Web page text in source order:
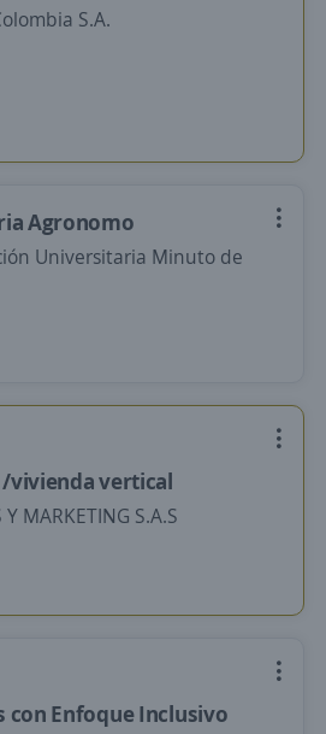
S.A.
Agronomo
Universitaria Minuto de
vivienda vertical
MARKETING S.A.S
con Enfoque Inclusivo